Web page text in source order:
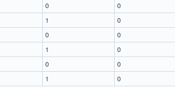
0 0
1 0
0 0
1 0
0 0
1 0